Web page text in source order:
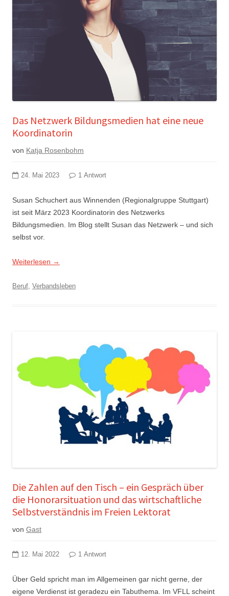
Das Netzwerk Bildungsmedien hat eine neue
Koordinatorin
von Katja Rosenbohm
24. Mai 2023 1 Antwort
Susan Schuchert aus Winnenden (Regionalgruppe Stuttgart)
ist seit März 2023 Koordinatorin des Netzwerks
Bildungsmedien. Im Blog stellt Susan das Netzwerk – und sich
selbst vor.
Weiterlesen →
Beruf Verbandsleben
Die Zahlen auf den Tisch – ein Gespräch über
die Honorarsituation und das wirtschaftliche
Selbstverständnis im Freien Lektorat
von Gast
12. Mai 2022 1 Antwort
Über Geld spricht man im Allgemeinen gar nicht gerne, der
eigene Verdienst ist geradezu ein Tabuthema. Im VFLL scheint